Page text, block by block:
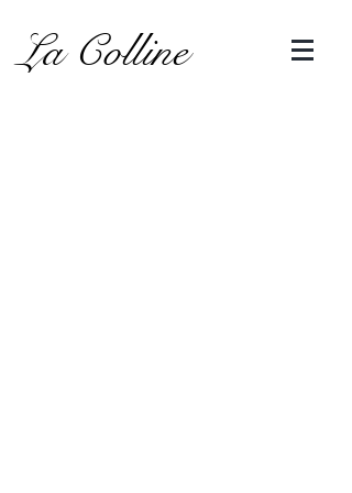
La Colline